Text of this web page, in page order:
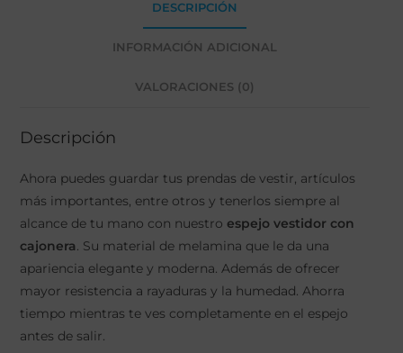
DESCRIPCIÓN
INFORMACIÓN ADICIONAL
VALORACIONES (0)
Descripción
Ahora puedes guardar tus prendas de vestir, artículos
más importantes, entre otros y tenerlos siempre al
alcance de tu mano con nuestro espejo vestidor con
cajonera. Su material de melamina que le da una
apariencia elegante y moderna. Además de ofrecer
mayor resistencia a rayaduras y la humedad. Ahorra
tiempo mientras te ves completamente en el espejo
antes de salir.